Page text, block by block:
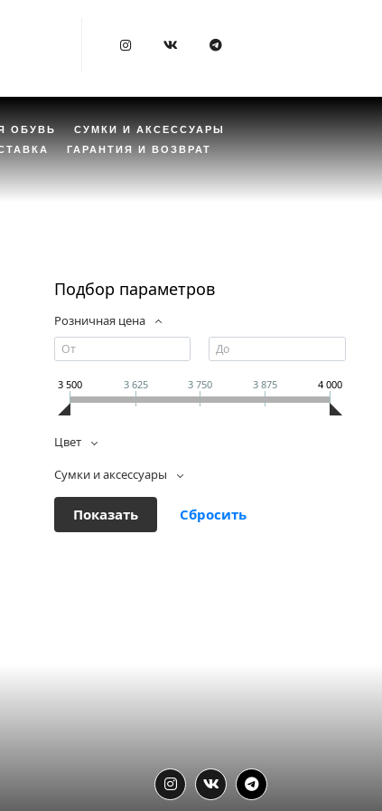
ОБУВЬ
СУМКИ И АКСЕССУАРЫ
ГАРАНТИЯ И ВОЗВРАТ
Подбор параметров
Розничная цена
3 500 3 625 3 750 3 875 4 000
Цвет
Сумки и аксессуары